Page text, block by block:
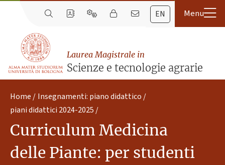
EN
Laurea Magistrale in
Scienze e tecnologie agrarie
Home
Insegnamenti: piano didattico
piani didattici 2024-2025
Curriculum Medicina
delle Piante: per studenti